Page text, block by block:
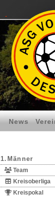
News
1.Männer
Team
Kreisoberliga
Kreispokal